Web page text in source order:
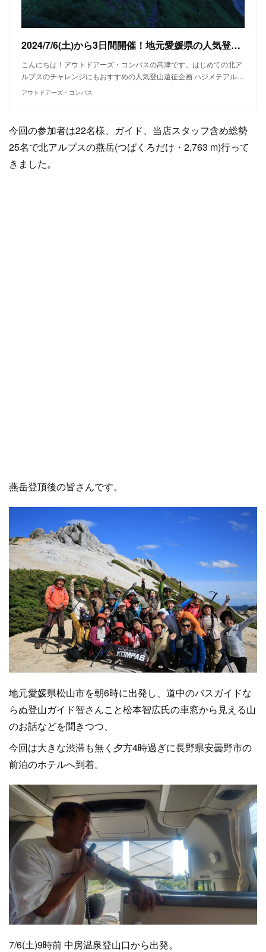
2024/7/6(土)から3日間開催！地元愛媛県の人気登山ガイド智さんと行くハジメテアルプス 燕岳
こんにちは！アウトドアーズ・コンパスの高津です。はじめての北ア
ルプスのチャレンジにもおすすめの人気登山遠征企画 ハジメテアル…
アウトドアーズ・コンパス
今回の参加者は22名様、ガイド、当店スタッフ含め総勢
25名で北アルプスの燕岳(つばくろだけ・2,763 m)行って
きました。
燕岳登頂後の皆さんです。
地元愛媛県松山市を朝6時に出発し、道中のバスガイドな
らぬ登山ガイド智さんこと松本智広氏の車窓から見える山
のお話などを聞きつつ、
今回は大きな渋滞も無く夕方4時過ぎに長野県安曇野市の
前泊のホテルへ到着。
7/6(土)9時前 中房温泉登山口から出発。